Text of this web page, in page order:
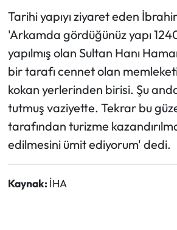
Tarihi yapıyı ziyaret eden
'Arkamda gördüğünüz yapı
yapılmış olan Sultan Hanı
bir tarafı cennet olan
kokan yerlerinden birisi. Şu
tutmuş vaziyette. Tekrar bu
tarafından turizme
edilmesini ümit ediyorum' dedi.
Kaynak: İHA